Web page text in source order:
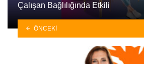
Çalışan Bağlılığında Etkili
ÖNCEKI